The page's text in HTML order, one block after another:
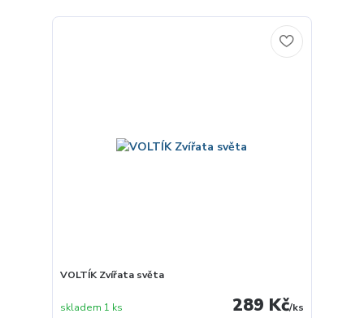
VOLTÍK Zvířata světa
289 Kč/ks
skladem 1 ks